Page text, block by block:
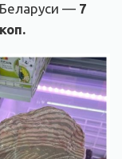
— 7